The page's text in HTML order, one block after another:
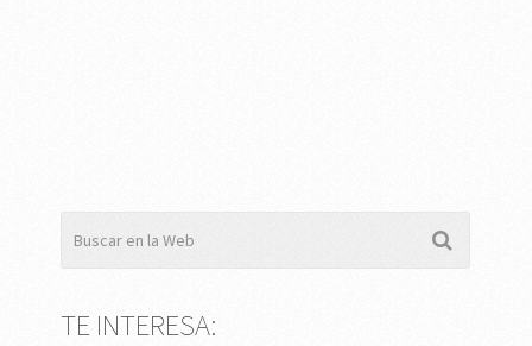
TE INTERESA: